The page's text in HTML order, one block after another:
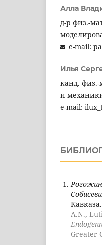
Алла
д-р физ.-
e-mail:
Илья
канд.
и
e-mail:
A.N.,
Greater